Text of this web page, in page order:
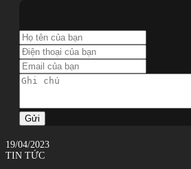
Gửi
19/04/2023
TIN TỨC